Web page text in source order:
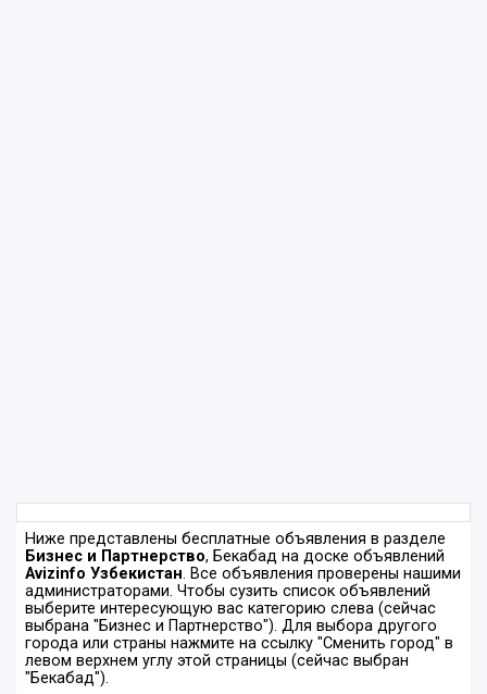
Ниже представлены бесплатные объявления в разделе
Бизнес и Партнерство, Бекабад на доске объявлений
Avizinfo Узбекистан. Все объявления проверены нашими
администраторами. Чтобы сузить список объявлений
выберите интересующую вас категорию слева (сейчас
выбрана "Бизнес и Партнерство"). Для выбора другого
города или страны нажмите на ссылку "Сменить город" в
левом верхнем углу этой страницы (сейчас выбран
"Бекабад").